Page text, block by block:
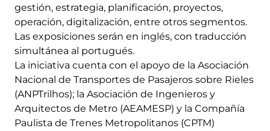
gestión, estrategia, planificación, proyectos,
operación, digitalización, entre otros segmentos.
Las exposiciones serán en inglés, con traducción
simultánea al portugués.
La iniciativa cuenta con el apoyo de la Asociación
Nacional de Transportes de Pasajeros sobre Rieles
(ANPTrilhos); la Asociación de Ingenieros y
Arquitectos de Metro (AEAMESP) y la Compañía
Paulista de Trenes Metropolitanos (CPTM)